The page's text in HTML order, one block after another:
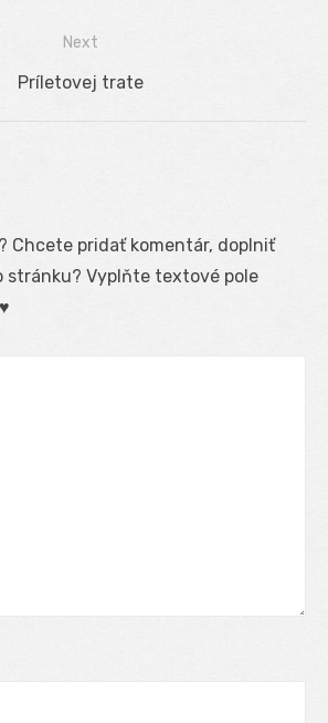
Next
Next
Príletovej trate
Chcete pridať komentár, doplniť
stránku? Vyplňte textové pole